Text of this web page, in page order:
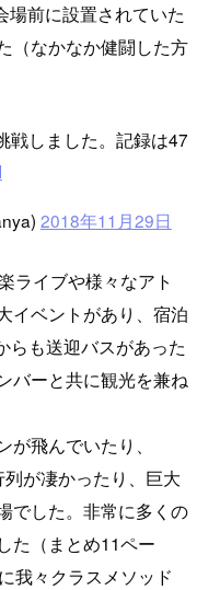
場前に設置されていた
（なかなか健闘した方
戦しました。記録は47
2018年11月29日
ライブや様々なアト
イベントがあり、宿泊
らも送迎バスがあった
バーと共に観光を兼ね
飛んでいたり、
が凄かったり、巨大
でした。非常に多くの
た（まとめ11ペー
我々クラスメソッド